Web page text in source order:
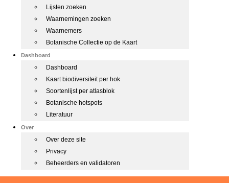
Lijsten zoeken
Waarnemingen zoeken
Waarnemers
Botanische Collectie op de Kaart
Dashboard
Dashboard
Kaart biodiversiteit per hok
Soortenlijst per atlasblok
Botanische hotspots
Literatuur
Over
Over deze site
Privacy
Beheerders en validatoren